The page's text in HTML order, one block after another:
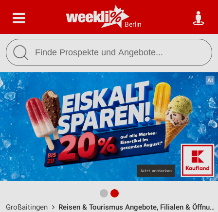
Berlin
Großaitingen Reisen & Tourismus Angebote, Filialen & Öffnungszeiten